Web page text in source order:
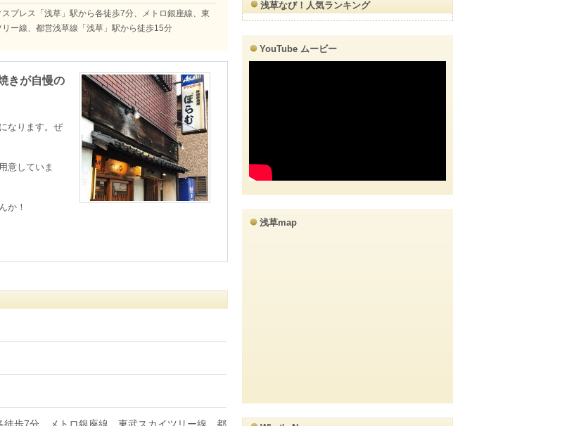
プレス「浅草」駅から各徒歩7分、メトロ銀座線、東
ー線、都営浅草線「浅草」駅から徒歩15分
きが自慢の
なります。ぜ
意していま
か！
浅草なび！人気ランキング
YouTube ムービー
浅草map